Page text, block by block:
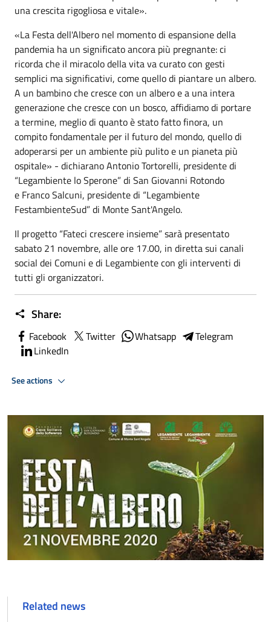
una crescita rigogliosa e vitale».
«La Festa dell'Albero nel momento di espansione della
pandemia ha un significato ancora più pregnante: ci
ricorda che il miracolo della vita va curato con gesti
semplici ma significativi, come quello di piantare un albero.
A un bambino che cresce con un albero e a una intera
generazione che cresce con un bosco, affidiamo di portare
a termine, meglio di quanto è stato fatto finora, un
compito fondamentale per il futuro del mondo, quello di
adoperarsi per un ambiente più pulito e un pianeta più
ospitale» - dichiarano Antonio Tortorelli, presidente di
“Legambiente lo Sperone” di San Giovanni Rotondo
e Franco Salcuni, presidente di “Legambiente
FestambienteSud” di Monte Sant'Angelo.
Il progetto “Fateci crescere insieme” sarà presentato
sabato 21 novembre, alle ore 17.00, in diretta sui canali
social dei Comuni e di Legambiente con gli interventi di
tutti gli organizzatori.
Share:
Facebook Twitter Whatsapp
Telegram
LinkedIn
See actions
Related news